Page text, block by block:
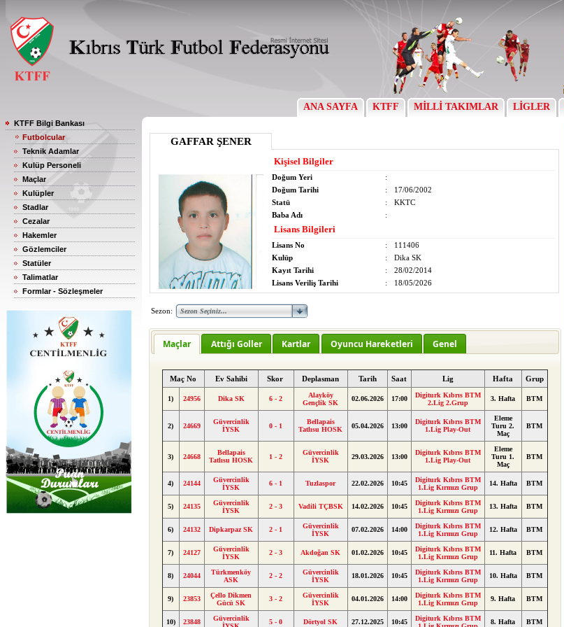
ANA SAYFA KTFF MİLLİ TAKIMLAR LİGLER
KTFF Bilgi Bankası
Futbolcular
Teknik Adamlar
Kulüp Personeli
Maçlar
Kulüpler
Stadlar
Cezalar
Hakemler
Gözlemciler
Statüler
Talimatlar
Formlar - Sözleşmeler
GAFFAR ŞENER
Kişisel Bilgiler
Doğum Yeri
:
Doğum Tarihi
:
17/06/2002
Statü
:
KKTC
Baba Adı
:
Lisans Bilgileri
Lisans No :
111406
Kulüp
:
Dika SK
Kayıt Tarihi
:
28/02/2014
Lisans Veriliş Tarihi
: 18/05/2026
Sezon:
Maçlar Attığı Goller Kartlar Oyuncu Hareketleri Genel
Maç No Ev Sahibi Skor Deplasman Tarih Saat Lig Hafta Grup
1) 24956 Dika SK 6 - 2
Alayköy
Gençlik SK
02.06.2026 17:00
Digiturk Kıbrıs BTM
2.Lig 2.Grup
3. Hafta BTM
2) 24669
Güvercinlik
İYSK
0 - 1
Bellapais
Tatlısu HOSK
05.04.2026 13:00
Digiturk Kıbrıs BTM
1.Lig Play-Out
Eleme
Turu 2.
Maç
BTM
3) 24668
Bellapais
Tatlısu HOSK
1 - 2
Güvercinlik
İYSK
29.03.2026 13:00
Digiturk Kıbrıs BTM
1.Lig Play-Out
Eleme
Turu 1.
Maç
BTM
4) 24144
Güvercinlik
İYSK
6 - 1 Tuzlaspor 22.02.2026 10:45
Digiturk Kıbrıs BTM
1.Lig Kırmızı Grup
14. Hafta BTM
5) 24135
Güvercinlik
İYSK
2 - 3 Vadili TÇBSK 14.02.2026 10:45
Digiturk Kıbrıs BTM
1.Lig Kırmızı Grup
13. Hafta BTM
6) 24132 Dipkarpaz SK 2 - 1
Güvercinlik
İYSK
07.02.2026 14:00
Digiturk Kıbrıs BTM
1.Lig Kırmızı Grup
12. Hafta BTM
7) 24127
Güvercinlik
İYSK
2 - 3 Akdoğan SK 01.02.2026 10:45
Digiturk Kıbrıs BTM
1.Lig Kırmızı Grup
11. Hafta BTM
8) 24044
Türkmenköy
ASK
2 - 2
Güvercinlik
İYSK
18.01.2026 10:45
Digiturk Kıbrıs BTM
1.Lig Kırmızı Grup
10. Hafta BTM
9) 23853
Çello Dikmen
Gücü SK
3 - 2
Güvercinlik
İYSK
04.01.2026 14:00
Digiturk Kıbrıs BTM
1.Lig Kırmızı Grup
9. Hafta BTM
10) 23848
Güvercinlik
5 - 0 Dörtyol SK 27.12.2025 10:45
Digiturk Kıbrıs BTM
8. Hafta BTM